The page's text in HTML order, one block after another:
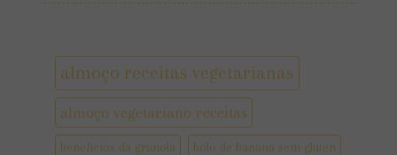
almoço receitas vegetarianas
almoço vegetariano receitas
benefícios da granola bolo de banana sem gluten